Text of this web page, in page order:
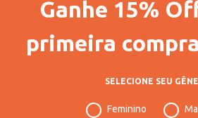
Gênero
Manga Regata
Preto
Ganhe 15%
primeira
SELECIONE SEU
Feminino